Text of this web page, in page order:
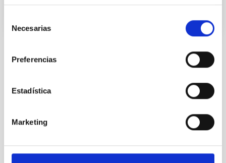
Necesarias
Preferencias
Estadística
Marketinglooking for people with
talent.